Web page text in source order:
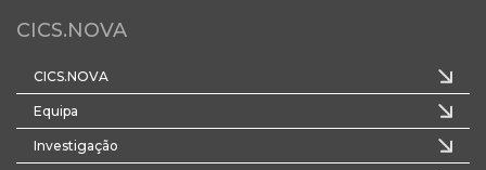
CICS.NOVA
CICS.NOVA
Equipa
Investigação